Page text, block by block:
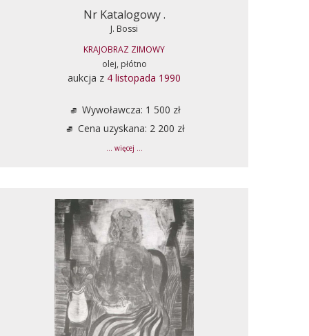
Nr Katalogowy .
J. Bossi
KRAJOBRAZ ZIMOWY
olej, płótno
aukcja z 4 listopada 1990
Wywoławcza: 1 500 zł
Cena uzyskana: 2 200 zł
... więcej ...